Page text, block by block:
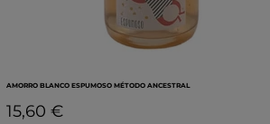
AMORRO BLANCO ESPUMOSO MÉTODO ANCESTRAL
Precio
15,60 €